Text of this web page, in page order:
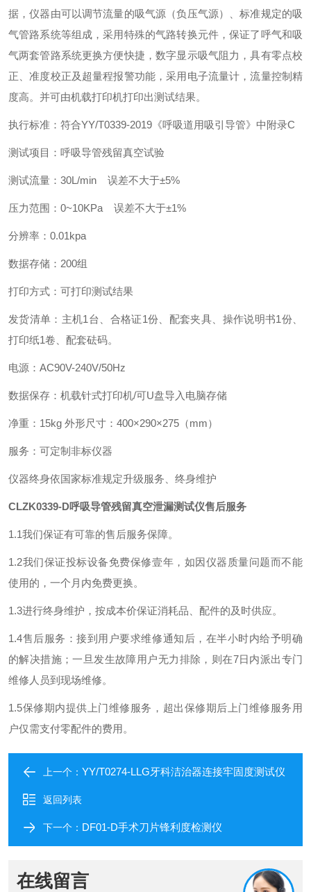
据，仪器由可以调节流量的吸气源（负压气源）、标准规定的吸
气管路系统等组成，采用特殊的气路转换元件，保证了呼气和吸
气两套管路系统更换方便快捷，数字显示吸气阻力，具有零点校
正、准度校正及超量程报警功能，采用电子流量计，流量控制精
度高。并可由机载打印机打印出测试结果。
执行标准：符合YY/T0339-2019《呼吸道用吸引导管》中附录C
测试项目：呼吸导管残留真空试验
测试流量：30L/min 误差不大于±5%
压力范围：0~10KPa 误差不大于±1%
分辨率：0.01kpa
数据存储：200组
打印方式：可打印测试结果
发货清单：主机1台、合格证1份、配套夹具、操作说明书1份、
打印纸1卷、配套砝码。
电源：AC90V-240V/50Hz
数据保存：机载针式打印机/可U盘导入电脑存储
净重：15kg 外形尺寸：400×290×275（mm）
服务：可定制非标仪器
仪器终身依国家标准规定升级服务、终身维护
CLZK0339-D呼吸导管残留真空泄漏测试仪售后服务
1.1我们保证有可靠的售后服务保障。
1.2我们保证投标设备免费保修壹年，如因仪器质量问题而不能
使用的，一个月内免费更换。
1.3进行终身维护，按成本价保证消耗品、配件的及时供应。
1.4售后服务：接到用户要求维修通知后，在半小时内给予明确
的解决措施；一旦发生故障用户无力排除，则在7日内派出专门
维修人员到现场维修。
1.5保修期内提供上门维修服务，超出保修期后上门维修服务用
户仅需支付零配件的费用。
上一个： YY/T0274-LLG牙科洁治器连接牢固度测试仪
返回列表
下一个： DF01-D手术刀片锋利度检测仪
在线留言